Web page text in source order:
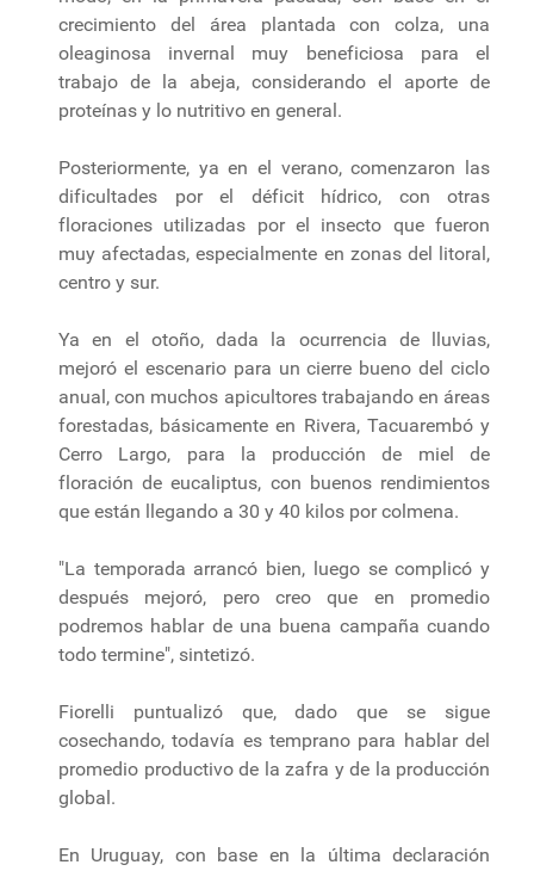
crecimiento del área plantada con colza, una
oleaginosa invernal muy beneficiosa para el
trabajo de la abeja, considerando el aporte de
proteínas y lo nutritivo en general.
Posteriormente, ya en el verano, comenzaron las
dificultades por el déficit hídrico, con otras
floraciones utilizadas por el insecto que fueron
muy afectadas, especialmente en zonas del litoral,
centro y sur.
Ya en el otoño, dada la ocurrencia de lluvias,
mejoró el escenario para un cierre bueno del ciclo
anual, con muchos apicultores trabajando en áreas
forestadas, básicamente en Rivera, Tacuarembó y
Cerro Largo, para la producción de miel de
floración de eucaliptus, con buenos rendimientos
que están llegando a 30 y 40 kilos por colmena.
"La temporada arrancó bien, luego se complicó y
después mejoró, pero creo que en promedio
podremos hablar de una buena campaña cuando
todo termine", sintetizó.
Fiorelli puntualizó que, dado que se sigue
cosechando, todavía es temprano para hablar del
promedio productivo de la zafra y de la producción
global.
En Uruguay, con base en la última declaración